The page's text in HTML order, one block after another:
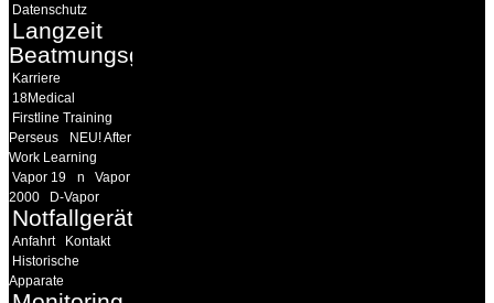
Datenschutz
Langzeit
Beatmungsgeräte
Karriere
18Medical
Firstline Training
Perseus
NEU! After
Work Learning
Vapor 19
n
Vapor
2000
D-Vapor
Notfallgeräte
Anfahrt
Kontakt
Historische
Apparate